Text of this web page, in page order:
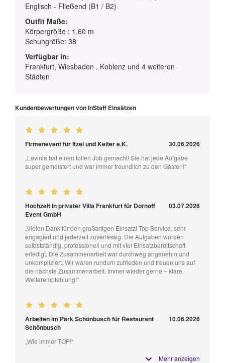
Englisch - Fließend (B1 / B2)
Outfit Maße:
Körpergröße : 1,60 m
Schuhgröße: 38
Verfügbar in:
Frankfurt, Wiesbaden , Koblenz und 4 weiteren
Städten
Kundenbewertungen von InStaff Einsätzen
Firmenevent für Itzel und Keiter e.K. 30.06.2026
„Lavinia hat einen tollen Job gemacht! Sie hat jede Aufgabe
super gemeistert und war immer freundlich zu den Gästen!“
Hochzeit in privater Villa Frankfurt für Dornoff
Event GmbH
03.07.2026
„Vielen Dank für den großartigen Einsatz! Top Service, sehr
engagiert und jederzeit zuverlässig. Die Aufgaben wurden
selbstständig, professionell und mit viel Einsatzbereitschaft
erledigt. Die Zusammenarbeit war durchweg angenehm und
unkompliziert. Wir waren rundum zufrieden und freuen uns auf
die nächste Zusammenarbeit. Immer wieder gerne – klare
Weiterempfehlung!“
Arbeiten im Park Schönbusch für Restaurant
Schönbusch
10.06.2026
„Wie immer TOP!“
Mehr anzeigen